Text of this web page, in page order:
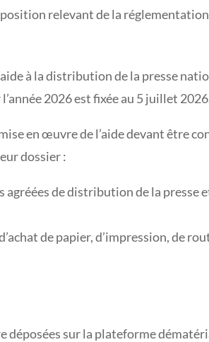
relevant de la
à la distribution de la presse
2026 est fixée au 5 juillet
en œuvre de l’aide devant être
dossier :
de distribution de la presse
de papier, d’impression, de
déposées sur la plateforme